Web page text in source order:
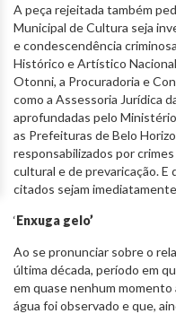
A peça rejeitada também
Municipal de Cultura seja
e condescendência
Histórico e Artístico
Otonni, a Procuradoria e
como a Assessoria Jurídica
aprofundadas pelo
as Prefeituras de Belo
responsabilizados por
cultural e de prevaricação.
citados sejam
‘Enxuga gelo’
Ao se pronunciar sobre o
última década, período em
em quase nenhum momento
água foi observado e que,